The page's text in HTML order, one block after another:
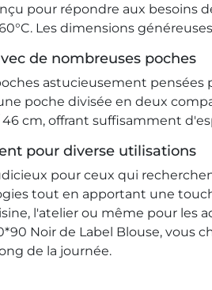
pour répondre aux besoins
Les dimensions
de nombreuses poches
astucieusement
poche divisée en deux
46 cm, offrant suffisamment
pour diverse utilisations
pour ceux qui
tout en apportant une
l'atelier ou même pour les
Noir de Label Blouse, vous
de la journée.